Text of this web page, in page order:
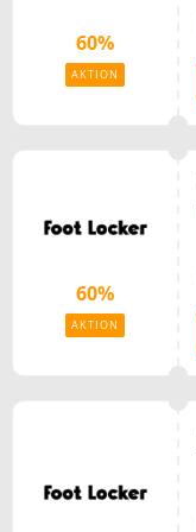
60%
AKTION
60%
AKTION